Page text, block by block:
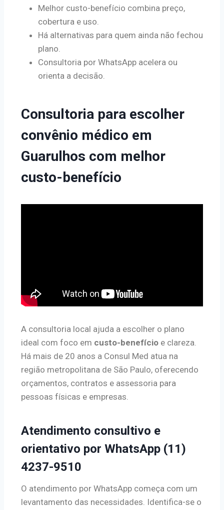
Melhor custo-benefício combina preço,
cobertura e uso.
Há alternativas para quem ainda não fechou
plano.
Consultoria por WhatsApp acelera ou
orienta a decisão.
Consultoria para escolher
convênio médico em
Guarulhos com melhor
custo-benefício
A consultoria local ajuda a escolher o plano
ideal com foco em custo-benefício e clareza.
Há mais de 20 anos a Consul Med atua na
região metropolitana de São Paulo, oferecendo
orçamentos, contratos e assessoria para
pessoas físicas e empresas.
Atendimento consultivo e
orientativo por WhatsApp (11)
4237-9510
O atendimento por WhatsApp começa com um
levantamento das necessidades. Identifica-se o